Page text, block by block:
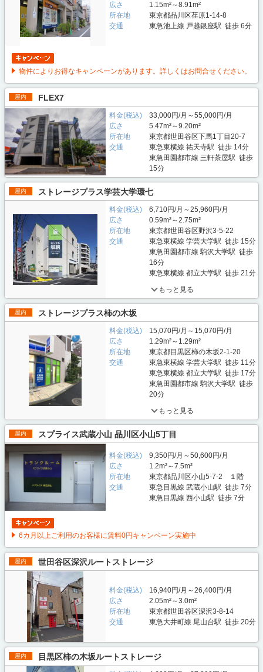
広さ
1.15m²～8.91m²
所在地
東京都品川区荏原1-14-8
交通
東急池上線 戸越銀座駅 徒歩 6分
物件によりお得なキャンペーンがあります。詳しくはお問合せください。
屋内 FLEX7
料金(税込)
33,000円/月～55,000円/月
広さ
5.47m²～9.20m²
所在地
東京都世田谷区下馬1丁目20-7
交通
東急東横線 祐天寺駅 徒歩 14分
東急田園都市線 三軒茶屋駅 徒歩
15分
屋内 ストレージプラス学芸大学環七
料金(税込)
6,710円/月～25,960円/月
広さ
0.59m²～2.75m²
所在地
東京都世田谷区野沢3-5-22
交通
東急東横線 学芸大学駅 徒歩 15分
東急田園都市線 駒沢大学駅 徒歩
16分
東急東横線 都立大学駅 徒歩 21分
もっと見る
屋内 ストレージプラス柿の木坂
料金(税込)
15,070円/月～15,070円/月
広さ
1.29m²～1.29m²
所在地
東京都目黒区柿の木坂2-1-20
交通
東急東横線 学芸大学駅 徒歩 11分
東急東横線 都立大学駅 徒歩 17分
東急田園都市線 駒沢大学駅 徒歩
20分
もっと見る
屋内 スプライス武蔵小山 品川区小山5丁目
料金(税込)
9,350円/月～50,600円/月
広さ
1.2m²～7.5m²
所在地
東京都品川区小山5-7-2 １階
交通
東急目黒線 武蔵小山駅 徒歩 7分
東急目黒線 西小山駅 徒歩 7分
6カ月以上ご利用のお客様に賃料0円キャンペーン実施中
屋内 世田谷区深沢ルートストレージ
料金(税込)
16,940円/月～26,400円/月
広さ
2.05m²～3.0m²
所在地
東京都世田谷区深沢3-8-14
交通
東急大井町線 尾山台駅 徒歩 20分
屋内 目黒区柿の木坂ルートストレージ